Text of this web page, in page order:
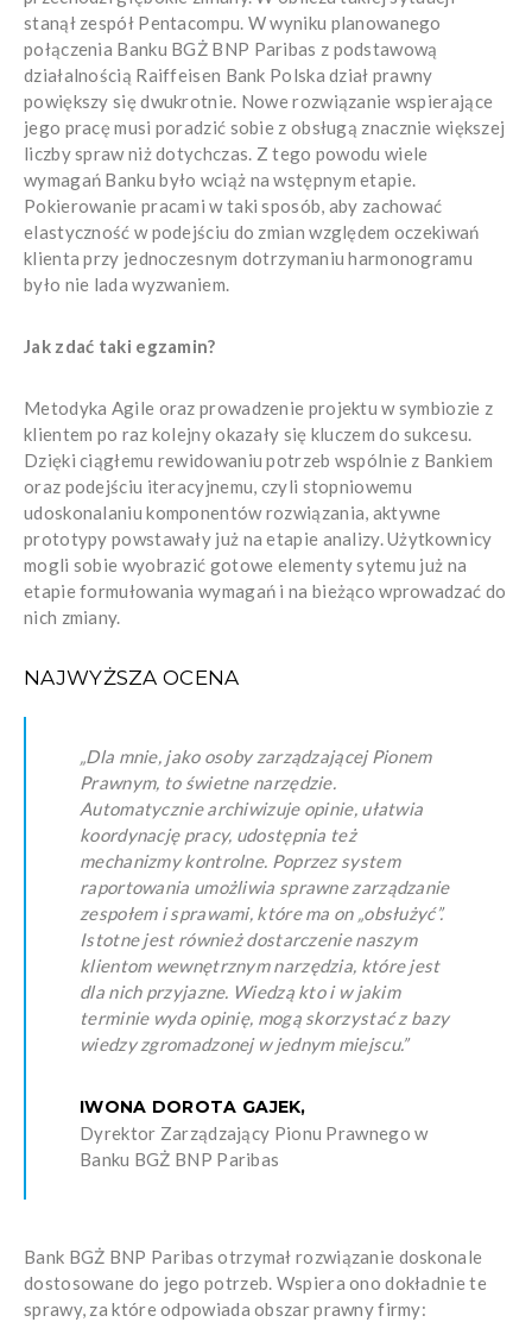
stanął zespół Pentacompu. W wyniku planowanego
połączenia Banku BGŻ BNP Paribas z podstawową
działalnością Raiffeisen Bank Polska dział prawny
powiększy się dwukrotnie. Nowe rozwiązanie wspierające
jego pracę musi poradzić sobie z obsługą znacznie większej
liczby spraw niż dotychczas. Z tego powodu wiele
wymagań Banku było wciąż na wstępnym etapie.
Pokierowanie pracami w taki sposób, aby zachować
elastyczność w podejściu do zmian względem oczekiwań
klienta przy jednoczesnym dotrzymaniu harmonogramu
było nie lada wyzwaniem.
Jak zdać taki egzamin?
Metodyka Agile oraz prowadzenie projektu w symbiozie z
klientem po raz kolejny okazały się kluczem do sukcesu.
Dzięki ciągłemu rewidowaniu potrzeb wspólnie z Bankiem
oraz podejściu iteracyjnemu, czyli stopniowemu
udoskonalaniu komponentów rozwiązania, aktywne
prototypy powstawały już na etapie analizy. Użytkownicy
mogli sobie wyobrazić gotowe elementy sytemu już na
etapie formułowania wymagań i na bieżąco wprowadzać do
nich zmiany.
NAJWYŻSZA OCENA
„Dla mnie, jako osoby zarządzającej Pionem
Prawnym, to świetne narzędzie.
Automatycznie archiwizuje opinie, ułatwia
koordynację pracy, udostępnia też
mechanizmy kontrolne. Poprzez system
raportowania umożliwia sprawne zarządzanie
zespołem i sprawami, które ma on „obsłużyć”.
Istotne jest również dostarczenie naszym
klientom wewnętrznym narzędzia, które jest
dla nich przyjazne. Wiedzą kto i w jakim
terminie wyda opinię, mogą skorzystać z bazy
wiedzy zgromadzonej w jednym miejscu.”
IWONA DOROTA GAJEK,
Dyrektor Zarządzający Pionu Prawnego w
Banku BGŻ BNP Paribas
Bank BGŻ BNP Paribas otrzymał rozwiązanie doskonale
dostosowane do jego potrzeb. Wspiera ono dokładnie te
sprawy, za które odpowiada obszar prawny firmy: